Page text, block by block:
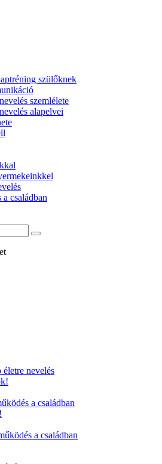
szülőknek
szemlélete
alapelvei
családban
életre nevelés
a családban
a családban